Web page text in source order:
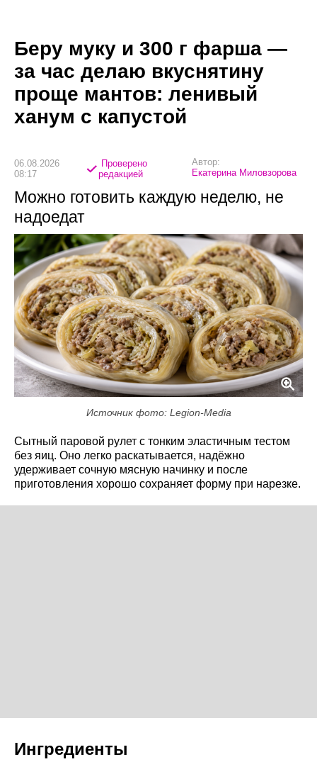
Беру муку и 300 г фарша —
за час делаю вкуснятину
проще мантов: ленивый
ханум с капустой
06.08.2026
08:17
Проверено
редакцией
Автор:
Екатерина Миловзорова
Можно готовить каждую неделю, не
надоедат
Источник фото: Legion-Media
Сытный паровой рулет с тонким эластичным тестом
без яиц. Оно легко раскатывается, надёжно
удерживает сочную мясную начинку и после
приготовления хорошо сохраняет форму при нарезке.
Ингредиенты